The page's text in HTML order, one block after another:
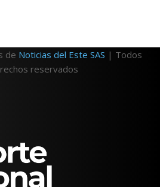
de Noticias del Este SAS | Todos
reservados